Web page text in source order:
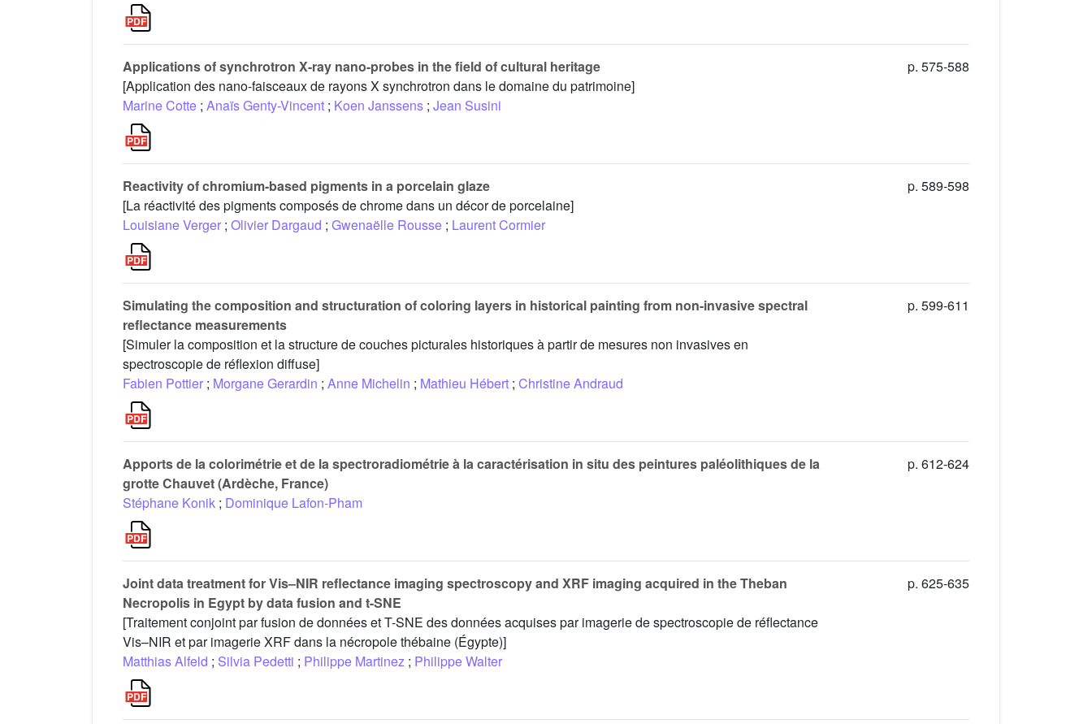
Applications of synchrotron X-ray nano-probes in the field of cultural heritage
[Application des nano-faisceaux de rayons X synchrotron dans le domaine du patrimoine]
Marine Cotte ; Anaïs Genty-Vincent ; Koen Janssens ; Jean Susini
p. 575-588
Reactivity of chromium-based pigments in a porcelain glaze
[La réactivité des pigments composés de chrome dans un décor de porcelaine]
Louisiane Verger ; Olivier Dargaud ; Gwenaëlle Rousse ; Laurent Cormier
p. 589-598
Simulating the composition and structuration of coloring layers in historical painting from non-invasive spectral
reflectance measurements
[Simuler la composition et la structure de couches picturales historiques à partir de mesures non invasives en
spectroscopie de réflexion diffuse]
Fabien Pottier ; Morgane Gerardin ; Anne Michelin ; Mathieu Hébert ; Christine Andraud
p. 599-611
Apports de la colorimétrie et de la spectroradiométrie à la caractérisation in situ des peintures paléolithiques de la
grotte Chauvet (Ardèche, France)
Stéphane Konik ; Dominique Lafon-Pham
p. 612-624
Joint data treatment for Vis–NIR reflectance imaging spectroscopy and XRF imaging acquired in the Theban
Necropolis in Egypt by data fusion and t-SNE
[Traitement conjoint par fusion de données et T-SNE des données acquises par imagerie de spectroscopie de réflectance
Vis–NIR et par imagerie XRF dans la nécropole thébaine (Égypte)]
Matthias Alfeld ; Silvia Pedetti ; Philippe Martinez ; Philippe Walter
p. 625-635